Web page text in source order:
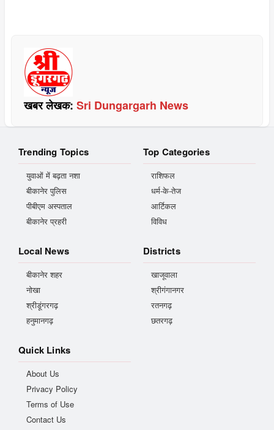
खबर लेखक: Sri Dungargarh News
Trending Topics
युवाओं में बढ़ता नशा
बीकानेर पुलिस
पीबीएम अस्पताल
बीकानेर प्रहरी
Top Categories
राशिफल
धर्म-के-तेज
आर्टिकल
विविध
Local News
बीकानेर शहर
नोखा
श्रीडूंगरगढ़
हनुमानगढ़
Districts
खाजूवाला
श्रीगंगानगर
रतनगढ़
छतरगढ़
Quick Links
About Us
Privacy Policy
Terms of Use
Contact Us